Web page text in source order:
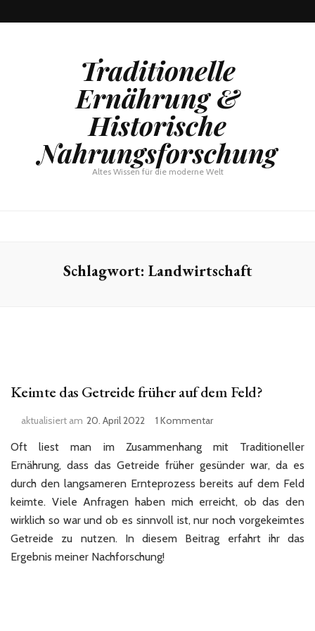
Traditionelle
Ernährung &
Historische
Nahrungsforschung
Altes Wissen für die moderne Welt
Schlagwort: Landwirtschaft
Keimte das Getreide früher auf dem Feld?
aktualisiert am 20. April 2022 1 Kommentarzu
das
Getreide
früher
dem
Feld?
Oft liest man im Zusammenhang mit Traditioneller
Ernährung, dass das Getreide früher gesünder war, da es
durch den langsameren Ernteprozess bereits auf dem Feld
keimte. Viele Anfragen haben mich erreicht, ob das den
wirklich so war und ob es sinnvoll ist, nur noch vorgekeimtes
Getreide zu nutzen. In diesem Beitrag erfahrt ihr das
Ergebnis meiner Nachforschung!